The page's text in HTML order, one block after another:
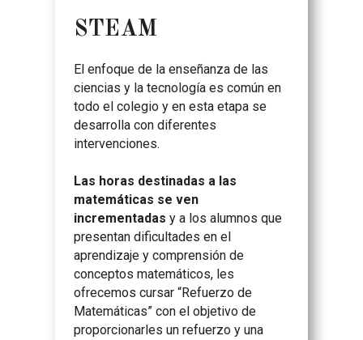
STEAM
El enfoque de la enseñanza de las
ciencias y la tecnología es común en
todo el colegio y en esta etapa se
desarrolla con diferentes
intervenciones.
Las horas destinadas a las
matemáticas se ven
incrementadasy a los alumnos que
presentan dificultades en el
aprendizaje y comprensión de
conceptos matemáticos, les
ofrecemos cursar “Refuerzo de
Matemáticas” con el objetivo de
proporcionarles un refuerzo y una